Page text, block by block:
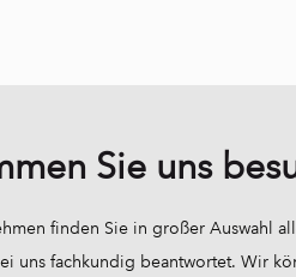
Sie uns
finden Sie in großer Auswahl
uns fachkundig beantwortet. Wir